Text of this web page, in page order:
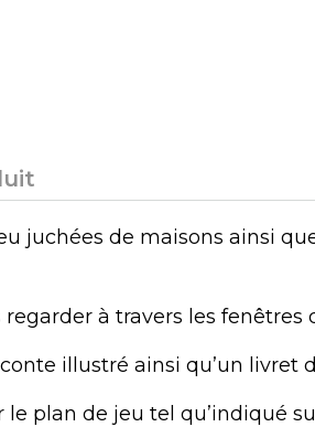
juchées de maisons ainsi
à travers les fenêtres
illustré ainsi qu’un livret
plan de jeu tel qu’indiqué